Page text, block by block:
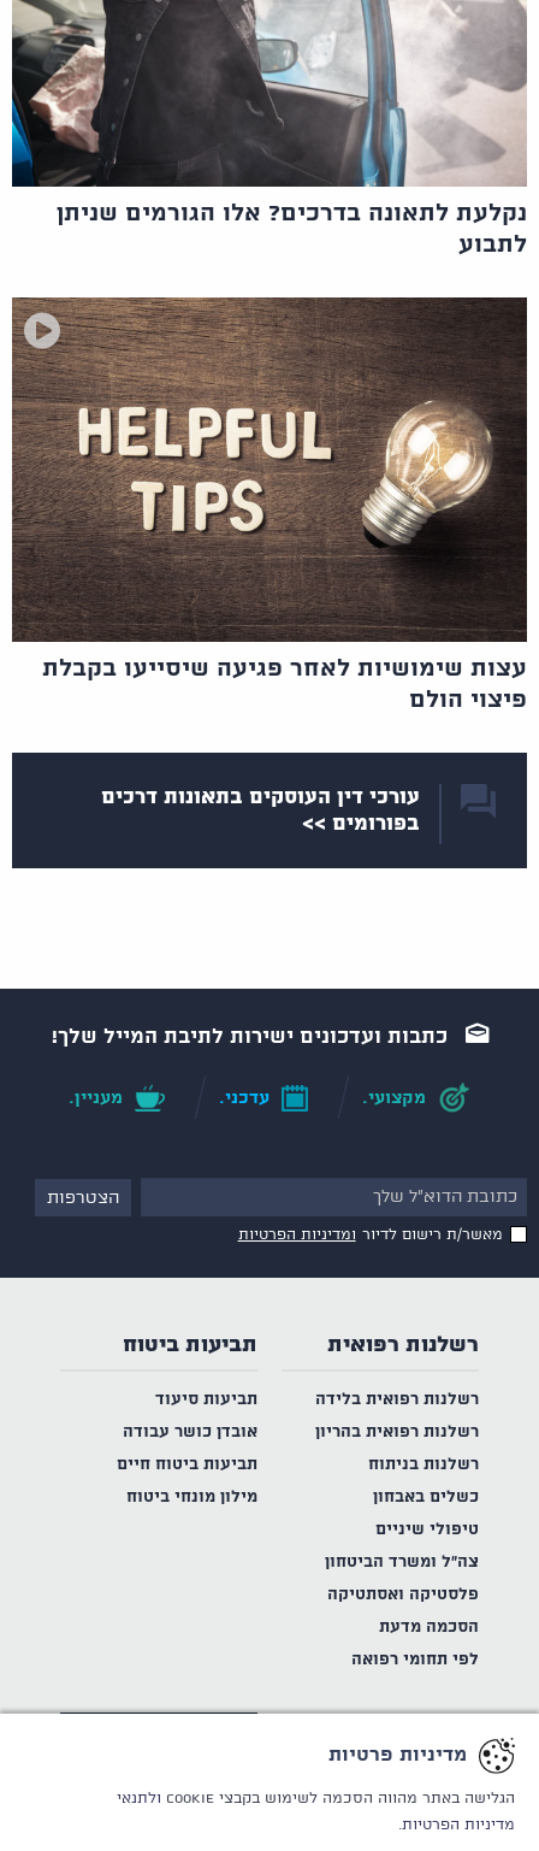
נקלעת לתאונה בדרכים? אלו הגורמים שניתן
לתבוע
עצות שימושיות לאחר פגיעה שיסייעו בקבלת
פיצוי הולם
עורכי דין העוסקים בתאונות דרכים
בפורומים >>
כתבות ועדכונים ישירות לתיבת המייל שלך!
מקצועי. עדכני. מעניין.
מאשר/ת רישום לדיור ומדיניות הפרטיות
רשלנות רפואית
רשלנות רפואית בלידה
רשלנות רפואית בהריון
רשלנות בניתוח
כשלים באבחון
טיפולי שיניים
צה"ל ומשרד הביטחון
פלסטיקה ואסתטיקה
הסכמה מדעת
לפי תחומי רפואה
תביעות ביטוח
תביעות סיעוד
אובדן כושר עבודה
תביעות ביטוח חיים
מילון מונחי ביטוח
תאונות עבודה
מדיניות פרטיות
הגלישה באתר מהווה הסכמה לשימוש בקבצי Cookie
ולתנאי
מדיניות הפרטיות.